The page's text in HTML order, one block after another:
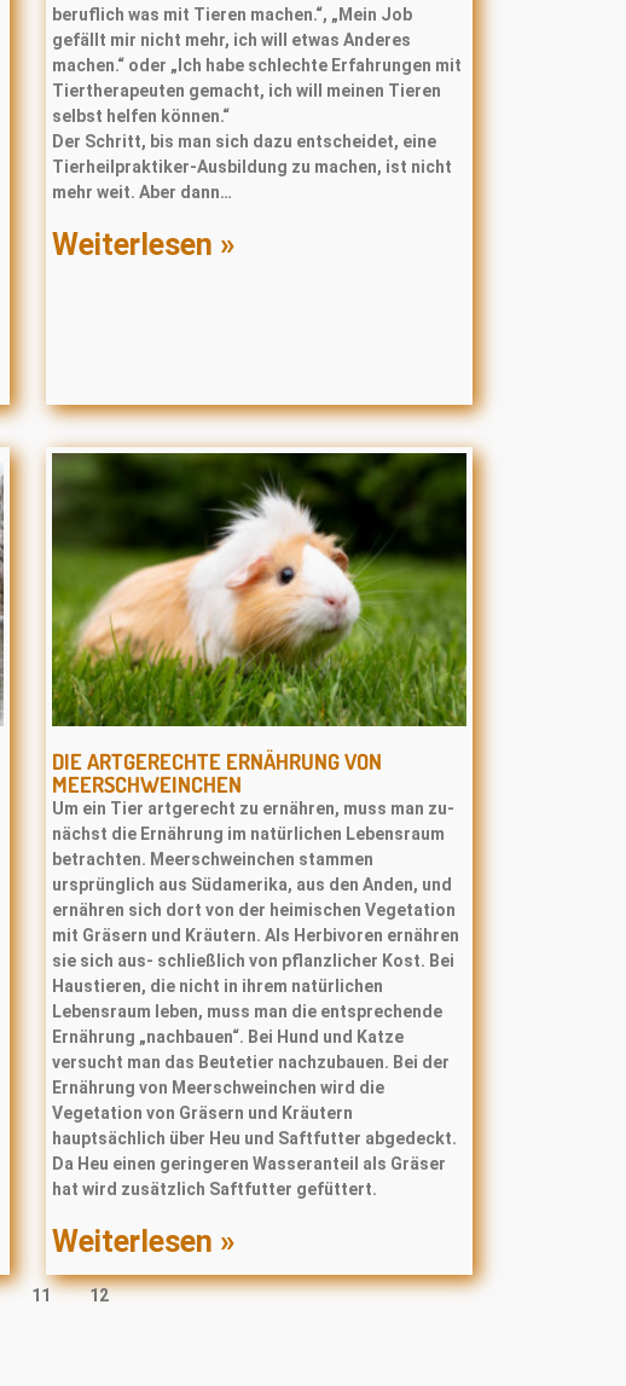
beruflich was mit Tieren machen.“, „Mein Job
gefällt mir nicht mehr, ich will etwas Anderes
machen.“ oder „Ich habe schlechte Erfahrungen mit
Tiertherapeuten gemacht, ich will meinen Tieren
selbst helfen können.“
Der Schritt, bis man sich dazu entscheidet, eine
Tierheilpraktiker-Ausbildung zu machen, ist nicht
mehr weit. Aber dann…
Weiterlesen »
DIE ARTGERECHTE ERNÄHRUNG VON
MEERSCHWEINCHEN
Um ein Tier artgerecht zu ernähren, muss man zu-
nächst die Ernährung im natürlichen Lebensraum
betrachten. Meerschweinchen stammen
ursprünglich aus Südamerika, aus den Anden, und
ernähren sich dort von der heimischen Vegetation
mit Gräsern und Kräutern. Als Herbivoren ernähren
sie sich aus- schließlich von pflanzlicher Kost. Bei
Haustieren, die nicht in ihrem natürlichen
Lebensraum leben, muss man die entsprechende
Ernährung „nachbauen“. Bei Hund und Katze
versucht man das Beutetier nachzubauen. Bei der
Ernährung von Meerschweinchen wird die
Vegetation von Gräsern und Kräutern
hauptsächlich über Heu und Saftfutter abgedeckt.
Da Heu einen geringeren Wasseranteil als Gräser
hat wird zusätzlich Saftfutter gefüttert.
Weiterlesen »
11 12